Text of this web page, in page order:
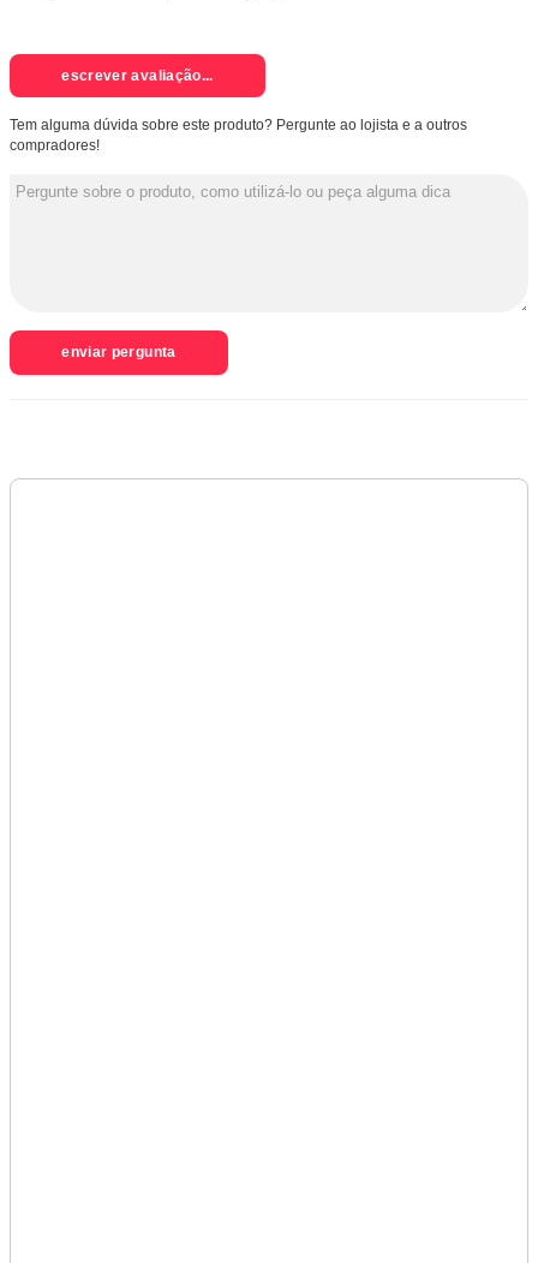
escrever avaliação...
Tem alguma dúvida sobre este produto? Pergunte ao lojista e a outros
compradores!
enviar pergunta